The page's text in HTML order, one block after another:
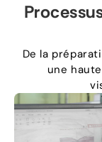
De la
une